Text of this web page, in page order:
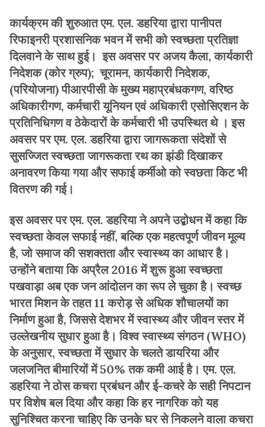
कार्यक्रम की शुरुआत एम. एल. डहरिया द्वारा पानीपत
रिफाइनरी प्रशासनिक भवन में सभी को स्वच्छता प्रतिज्ञा
दिलवाने के साथ हुई। इस अवसर पर अजय कैला, कार्यकारी
निदेशक (कोर ग्रुप); चूरामन, कार्यकारी निदेशक,
(परियोजना) पीआरपीसी के मुख्य महाप्रबंधकगण, वरिष्ठ
अधिकारीगण, कर्मचारी यूनियन एवं अधिकारी एसोसिएशन के
प्रतिनिधिगण व ठेकेदारों के कर्मचारी भी उपस्थित थे । इस
अवसर पर एम. एल. डहरिया द्वारा जागरूकता संदेशों से
सुसज्जित स्वच्छता जागरूकता रथ का झंडी दिखाकर
अनावरण किया गया और सफाई कर्मीओ को स्वछता किट भी
वितरण की गई।
इस अवसर पर एम. एल. डहरिया ने अपने उद्बोधन में कहा कि
स्वच्छता केवल सफाई नहीं, बल्कि एक महत्वपूर्ण जीवन मूल्य
है, जो समाज की सशक्तता और स्वास्थ्य का आधार है।
उन्होंने बताया कि अप्रैल 2016 में शुरू हुआ स्वच्छता
पखवाड़ा अब एक जन आंदोलन का रूप ले चुका है। स्वच्छ
भारत मिशन के तहत 11 करोड़ से अधिक शौचालयों का
निर्माण हुआ है, जिससे देशभर में स्वास्थ्य और जीवन स्तर में
उल्लेखनीय सुधार हुआ है। विश्व स्वास्थ्य संगठन (WHO)
के अनुसार, स्वच्छता में सुधार के चलते डायरिया और
जलजनित बीमारियों में 50% तक कमी आई है। एम. एल.
डहरिया ने ठोस कचरा प्रबंधन और ई-कचरे के सही निपटान
पर विशेष बल दिया और कहा कि हर नागरिक को यह
सुनिश्चित करना चाहिए कि उनके घर से निकलने वाला कचरा